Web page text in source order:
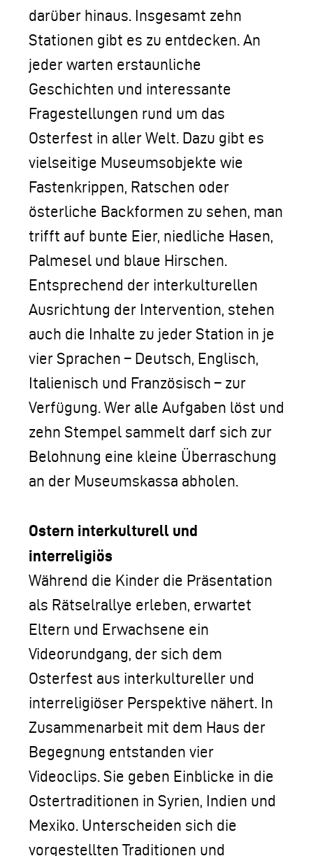
darüber hinaus. Insgesamt zehn
Stationen gibt es zu entdecken. An
jeder warten erstaunliche
Geschichten und interessante
Fragestellungen rund um das
Osterfest in aller Welt. Dazu gibt es
vielseitige Museumsobjekte wie
Fastenkrippen, Ratschen oder
österliche Backformen zu sehen, man
trifft auf bunte Eier, niedliche Hasen,
Palmesel und blaue Hirschen.
Entsprechend der interkulturellen
Ausrichtung der Intervention, stehen
auch die Inhalte zu jeder Station in je
vier Sprachen – Deutsch, Englisch,
Italienisch und Französisch – zur
Verfügung. Wer alle Aufgaben löst und
zehn Stempel sammelt darf sich zur
Belohnung eine kleine Überraschung
an der Museumskassa abholen.
Ostern interkulturell und
interreligiös
Während die Kinder die Präsentation
als Rätselrallye erleben, erwartet
Eltern und Erwachsene ein
Videorundgang, der sich dem
Osterfest aus interkultureller und
interreligiöser Perspektive nähert. In
Zusammenarbeit mit dem Haus der
Begegnung entstanden vier
Videoclips. Sie geben Einblicke in die
Ostertraditionen in Syrien, Indien und
Mexiko. Unterscheiden sich die
vorgestellten Traditionen und